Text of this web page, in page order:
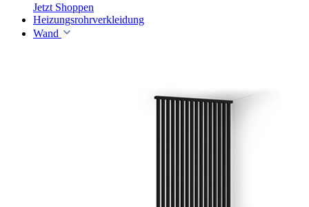
Jetzt Shoppen
Heizungsrohrverkleidung
Wand